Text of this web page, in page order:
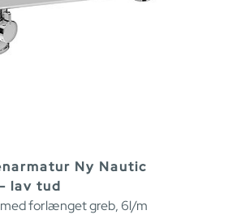
Ny Nautic
lav tud
forlænget greb, 6l/m